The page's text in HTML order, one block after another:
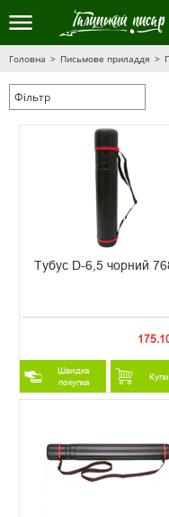
Головна Письмове приладдя
Фільтр
Тубус D-6,5 чорний
Швидка
покупка